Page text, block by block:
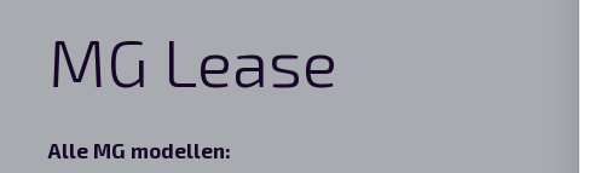
MG Lease
Alle MG modellen: